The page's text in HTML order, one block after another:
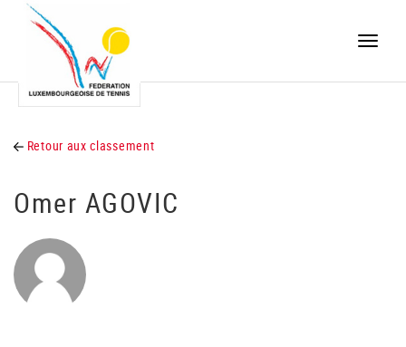
Toggle
Retour aux classement
Omer AGOVIC